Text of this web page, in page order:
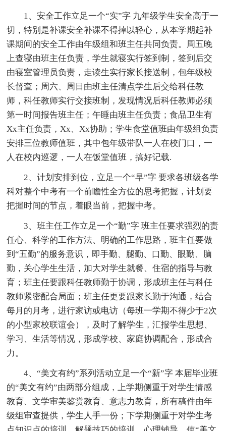
1、安全工作立足一个“实”字 九年级学生安全高于一
切，特别是补课安全补课不得掉以轻心，从本学期起补
课期间的安全工作由年级组和班主任共同负责。周五晚
上查寝由班主任负责，学生就寝实行签到制，签到后交
由寝室管理员负责，走读生实行家长接送制，包年级校
长督查；周六、周日由班主任清点学生后交给科任教
师，科任教师实行交接班制，发现情况后科任教师必须
第一时间报告班主任；午睡由班主任负责；食品卫生有
Xx主任负责，Xx、Xx协助；学生食堂值班由年级组负责
安排三位教师值班，其中包年级带队一人在校门口，一
人在校内巡逻，一人在饭堂值班，搞好记载.
2、计划安排到位，立足一个“早”字 要求各班级各学
科对整个中考有一个前瞻性全方位的思考把握，计划要
把握时间的节点，着眼当前，把握中考。
3、班主任工作立足一个“勤”字 班主任要求强烈的责
任心、科学的工作方法、明确的工作思路，班主任要做
到“五勤”的服务意识，即手勤、腿勤、口勤、眼勤、脑
勤，关心学生生活，加大对学生就餐、住宿的指导与教
育；班主任要跟科任教师勤于协调，形成班主任与科任
教师紧密配合局面；班主任更要跟家长勤于沟通，结合
每月的月考，进行家访或电访（每班一学期不得少于2次
的小型家校联谊会），及时了解学生，汇报学生思想、
学习、生活等情况，形成学校、家庭协调配合，形成合
力。
4、“美文有约”系列活动立足一个“新”字 本届毕业班
的“美文有约”由两部分组成，上学期侧重于对学生情感
教育、文学审美鉴赏教育、意志力教育，所有稿件由年
级组审查提供，学生人手一份；下学期侧重于对学生考